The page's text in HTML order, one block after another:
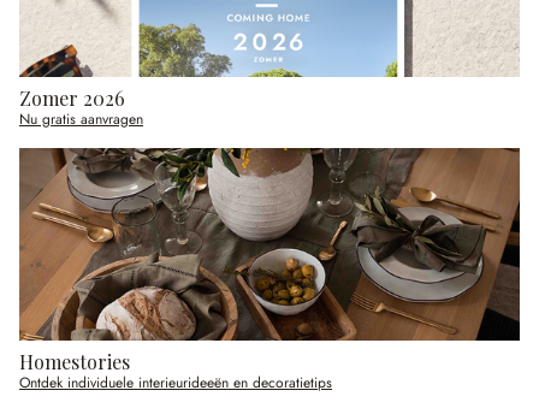
Zomer 2026
Nu gratis aanvragen
Homestories
Ontdek individuele interieurideeën en decoratietips